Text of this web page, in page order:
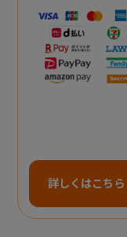
詳しくはこちら